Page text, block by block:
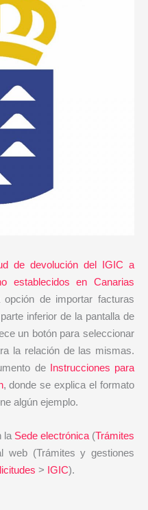
de devolución del IGIC a
establecidos en Canarias
de importar facturas
inferior de la pantalla de
un botón para seleccionar
la relación de las mismas.
de Instrucciones para
, donde se explica el formato
algún ejemplo.
la Sede electrónica (Trámites
web (Trámites y gestiones
> IGIC).